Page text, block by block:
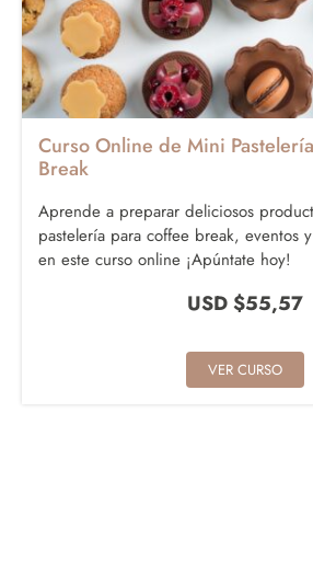
Curso Online de Mini
Break
Aprende a preparar deliciosos
pastelería para coffee break, eventos
en este curso online ¡Apúntate hoy!
USD $55,57
VER CURSO